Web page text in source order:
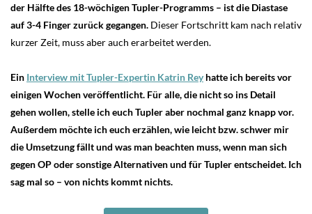
der Hälfte des 18-wöchigen Tupler-Programms – ist die Diastase
auf 3-4 Finger zurück gegangen. Dieser Fortschritt kam nach relativ
kurzer Zeit, muss aber auch erarbeitet werden.
Ein Interview mit Tupler-Expertin Katrin Reyhatte ich bereits vor
einigen Wochen veröffentlicht. Für alle, die nicht so ins Detail
gehen wollen, stelle ich euch Tupler aber nochmal ganz knapp vor.
Außerdem möchte ich euch erzählen, wie leicht bzw. schwer mir
die Umsetzung fällt und was man beachten muss, wenn man sich
gegen OP oder sonstige Alternativen und für Tupler entscheidet. Ich
sag mal so – von nichts kommt nichts.